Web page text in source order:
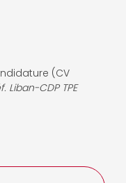
(CV
Liban-CDP TPE